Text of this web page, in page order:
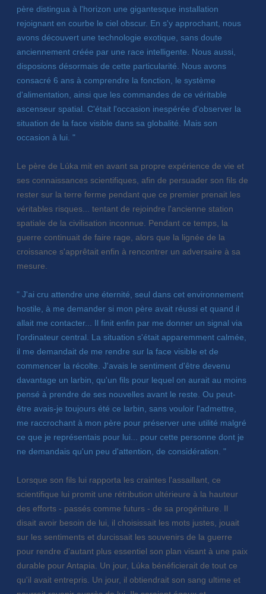
père distingua à l'horizon une gigantesque installation
rejoignant en courbe le ciel obscur. En s'y approchant, nous
avons découvert une technologie exotique, sans doute
anciennement créée par une race intelligente. Nous aussi,
disposions désormais de cette particularité. Nous avons
consacré 6 ans à comprendre la fonction, le système
d'alimentation, ainsi que les commandes de ce véritable
ascenseur spatial. C'était l'occasion inespérée d'observer la
situation de la face visible dans sa globalité. Mais son
occasion à lui. "
Le père de Lúka mit en avant sa propre expérience de vie et
ses connaissances scientifiques, afin de persuader son fils de
rester sur la terre ferme pendant que ce premier prenait les
véritables risques... tentant de rejoindre l'ancienne station
spatiale de la civilisation inconnue. Pendant ce temps, la
guerre continuait de faire rage, alors que la lignée de la
croissance s'apprêtait enfin à rencontrer un adversaire à sa
mesure.
" J'ai cru attendre une éternité, seul dans cet environnement
hostile, à me demander si mon père avait réussi et quand il
allait me contacter... Il finit enfin par me donner un signal via
l'ordinateur central. La situation s'était apparemment calmée,
il me demandait de me rendre sur la face visible et de
commencer la récolte. J'avais le sentiment d'être devenu
davantage un larbin, qu'un fils pour lequel on aurait au moins
pensé à prendre de ses nouvelles avant le reste. Ou peut-
être avais-je toujours été ce larbin, sans vouloir l'admettre,
me raccrochant à mon père pour préserver une utilité malgré
ce que je représentais pour lui... pour cette personne dont je
ne demandais qu'un peu d'attention, de considération. "
Lorsque son fils lui rapporta les craintes l'assaillant, ce
scientifique lui promit une rétribution ultérieure à la hauteur
des efforts - passés comme futurs - de sa progéniture. Il
disait avoir besoin de lui, il choisissait les mots justes, jouait
sur les sentiments et durcissait les souvenirs de la guerre
pour rendre d'autant plus essentiel son plan visant à une paix
durable pour Antapia. Un jour, Lúka bénéficierait de tout ce
qu'il avait entrepris. Un jour, il obtiendrait son sang ultime et